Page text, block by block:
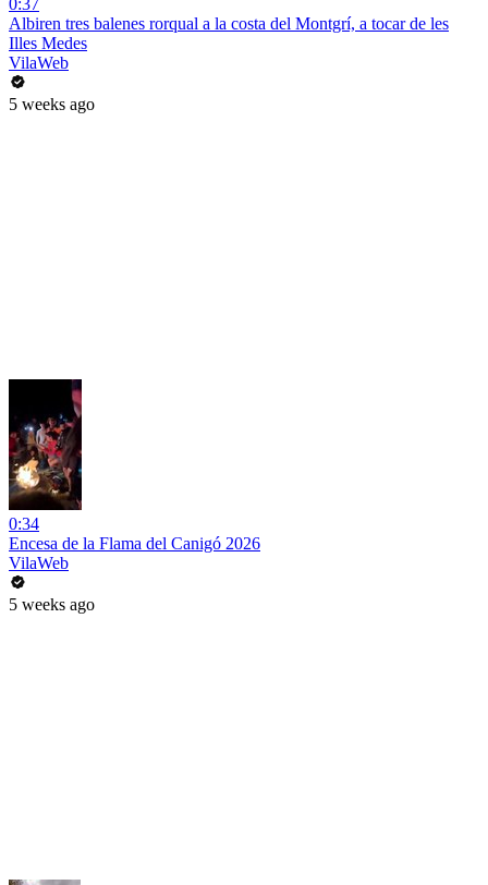
0:37
Albiren tres balenes rorqual a la costa del Montgrí, a tocar de les
Illes Medes
VilaWeb
5 weeks ago
0:34
Encesa de la Flama del Canigó 2026
VilaWeb
5 weeks ago